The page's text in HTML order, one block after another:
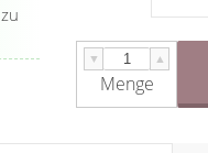
▼ ▲
Menge